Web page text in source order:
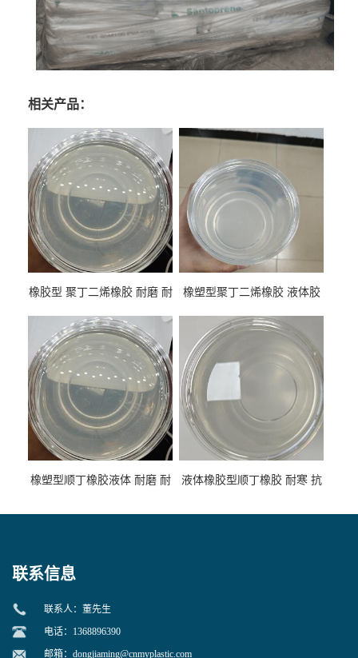
相关产品：
橡胶型 聚丁二烯橡胶 耐磨 耐
性
橡塑型聚丁二烯橡胶 液体胶
专用
橡塑型顺丁橡胶液体 耐磨 耐
液体橡胶型顺丁橡胶 耐寒 抗
联系信息
联系人：董先生
电话：1368896390
邮箱： dongjiaming@cnmyplastic.com